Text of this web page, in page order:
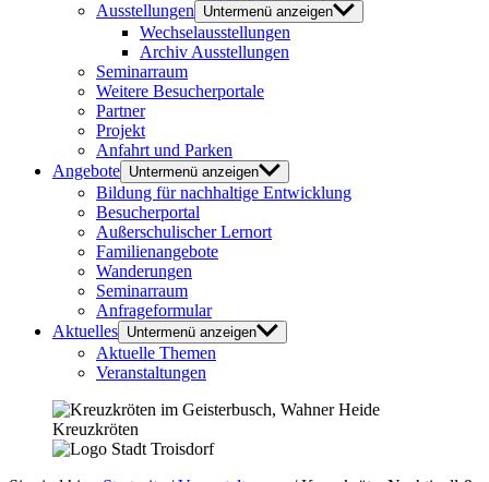
Ausstellungen
Untermenü anzeigen
Wechselausstellungen
Archiv Ausstellungen
Seminarraum
Weitere Besucherportale
Partner
Projekt
Anfahrt und Parken
Angebote Untermenü anzeigen
Bildung für nachhaltige Entwicklung
Besucherportal
Außerschulischer Lernort
Familienangebote
Wanderungen
Seminarraum
Anfrageformular
Aktuelles Untermenü anzeigen
Aktuelle Themen
Veranstaltungen
Kreuzkröten